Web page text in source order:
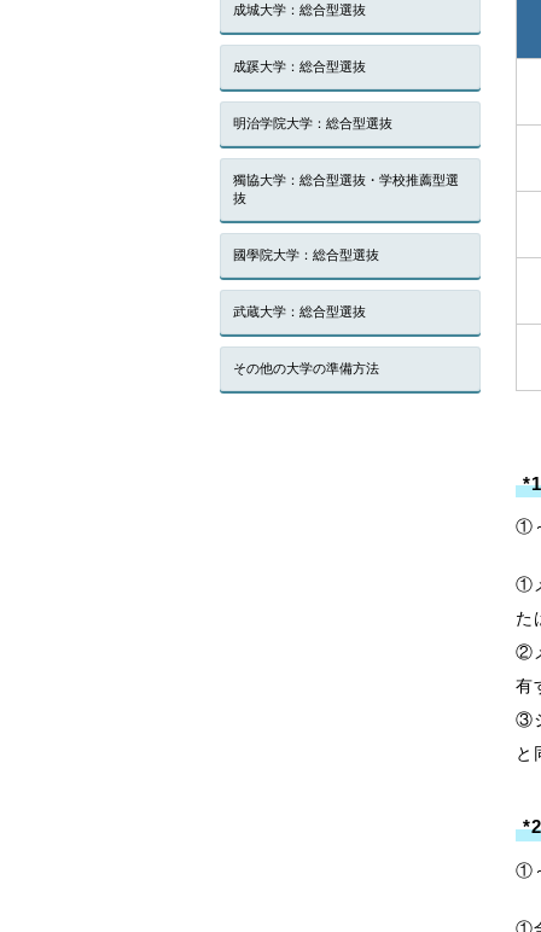
①
①
た
②
有
③
と
①
①
成城大学：総合型選抜
成蹊大学：総合型選抜
明治学院大学：総合型選抜
獨協大学：総合型選抜・学校推薦型選
抜
國學院大学：総合型選抜
武蔵大学：総合型選抜
その他の大学の準備方法